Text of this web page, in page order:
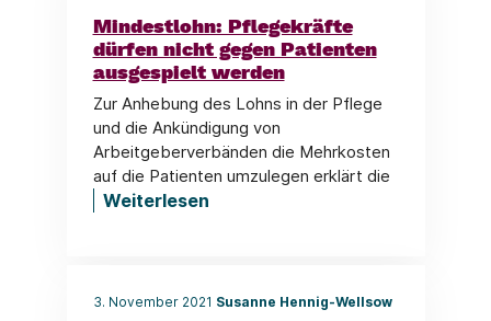
Mindestlohn: Pflegekräfte
dürfen nicht gegen Patienten
ausgespielt werden
Zur Anhebung des Lohns in der Pflege
und die Ankündigung von
Arbeitgeberverbänden die Mehrkosten
auf die Patienten umzulegen erklärt die
Weiterlesen
3. November 2021 Susanne Hennig-Wellsow